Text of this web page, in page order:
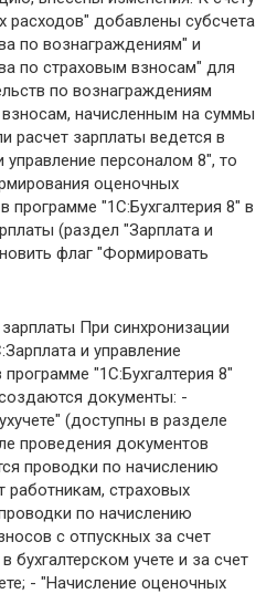
расходов" добавлены субсчета
по вознаграждениям" и
по страховым взносам" для
по вознаграждениям
начисленным на суммы
расчет зарплаты ведется в
персоналом 8", то
оценочных
программе "1С:Бухгалтерия 8" в
(раздел "Зарплата и
флаг "Формировать
При синхронизации
и управление
"1С:Бухгалтерия 8"
документы: -
(доступны в разделе
проведения документов
проводки по начислению
работникам, страховых
по начислению
с отпускных за счет
бухгалтерском учете и за счет
- "Начисление оценочных